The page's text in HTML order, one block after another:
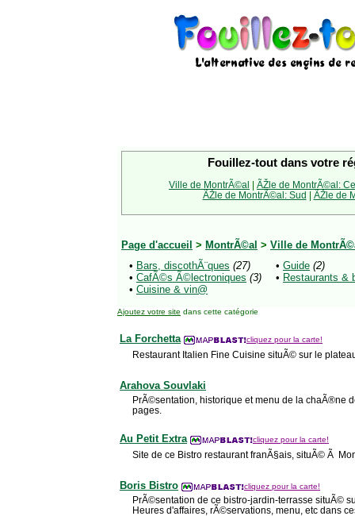
Fouillez-tout dans votre
Ville de MontrÃ©al | ÃŽle de MontrÃ©al:
ÃŽle de MontrÃ©al: Sud | ÃŽle de
Page d'accueil > MontrÃ©al > Ville de
• Bars, discothÃ¨ques (27)
• CafÃ©s Ã©lectroniques (3)
• Cuisine & vin@
• Guide (2)
• Restaurants &
Ajoutez votre site dans cette catégorie
La Forchetta cliquez pour la carte!
Restaurant Italien Fine Cuisine situÃ© sur le
Arahova Souvlaki
PrÃ©sentation, historique et menu de la chaÃ®ne
pages.
Au Petit Extra cliquez pour la carte!
Site de ce Bistro restaurant franÃ§ais, situÃ© Ã
Boris Bistro cliquez pour la carte!
PrÃ©sentation de ce bistro-jardin-terrasse situÃ©
Heures d'affaires, rÃ©servations, menu, etc dans